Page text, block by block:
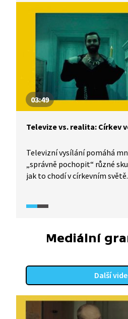
seriál TeleRevize 2.0.
03:49
Televize vs. realita: Církev
Televizní vysílání pomáhá
„správně pochopit“ různé
jak to chodí v církevním
čemu se věnují a čím hřeší? I o
Mediální
Další